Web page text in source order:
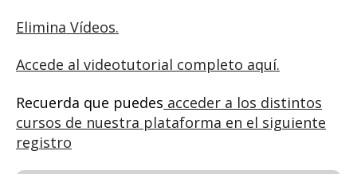
Elimina Vídeos.
Accede al videotutorial completo aquí.
Recuerda que puedes acceder a los distintos
cursos de nuestra plataforma en el siguiente
registro